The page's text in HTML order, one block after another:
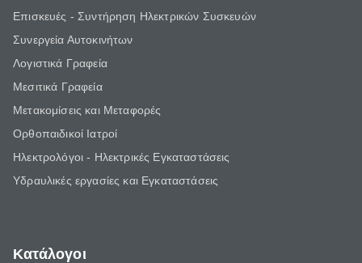
Επισκευές - Συντήρηση Ηλεκτρικών Συσκευών
Συνεργεία Αυτοκινήτων
Λογιστικά Γραφεία
Μεσιτικά Γραφεία
Μετακομίσεις και Μεταφορές
Ορθοπαιδικοί Ιατροί
Ηλεκτρολόγοι - Ηλεκτρικές Εγκαταστάσεις
Υδραυλικές εργασίες και Εγκαταστάσεις
Κατάλογοι